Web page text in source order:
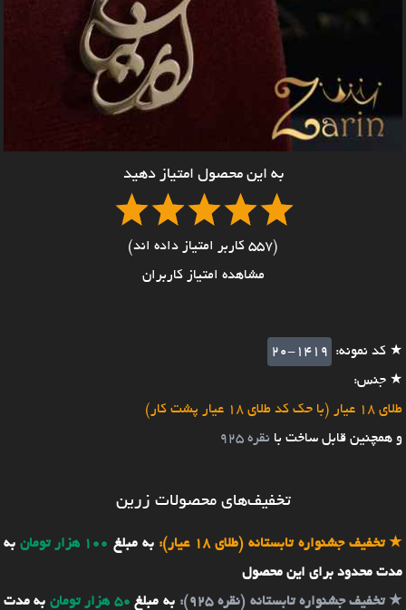
به این محصول امتیاز دهید
(557 کاربر امتیاز داده اند)
مشاهده امتیاز کاربران
★ کد نمونه:
20-1419
★ جنس:
طلای 18 عیار (با حک کد طلای 18 عیار پشت کار)
و همچنین قابل ساخت با نقره 925
تخفیف‌های محصولات زرین
★تخفیف جشنواره تابستانه (طلای 18 عیار): به مبلغ 100 هزار تومان
به
مدت محدود برای این محصول
★تخفیف جشنواره تابستانه (نقره 925): به مبلغ 50 هزار تومان
به مدت